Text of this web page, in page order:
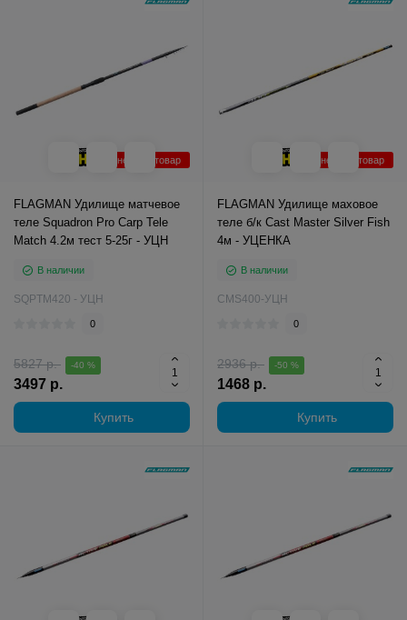
Уцененный товар
FLAGMAN Удилище матчевое
теле Squadron Pro Carp Tele
Match 4.2м тест 5-25г - УЦН
В наличии
SQPTM420 - УЦН
0
5827 р. -40 %
3497 р.
Купить
Уцененный товар
FLAGMAN Удилище маховое
теле б/к Cast Master Silver Fish
4м - УЦЕНКА
В наличии
CMS400-УЦН
0
2936 р. -50 %
1468 р.
Купить